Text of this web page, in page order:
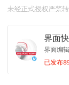
未经正式授权严禁
界面
界面编辑
已发布